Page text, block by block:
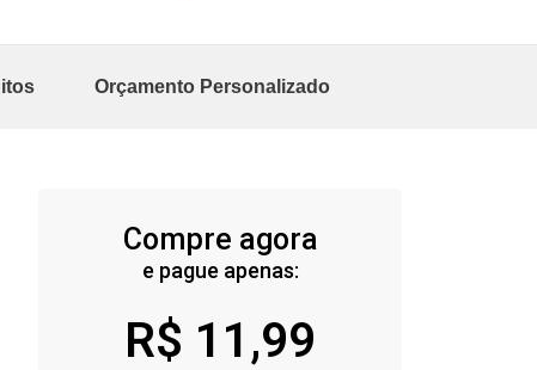
Orçamento Personalizado
Compre agora
e pague apenas:
R$ 11,99